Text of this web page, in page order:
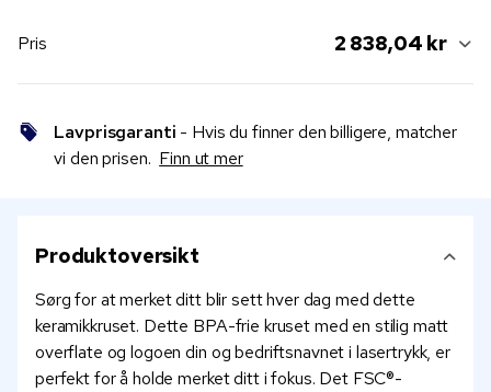
Pris 2 838,04 kr
Lavprisgaranti - Hvis du finner den billigere, matcher
vi den prisen. Finn ut mer
Produktoversikt
Sørg for at merket ditt blir sett hver dag med dette
keramikkruset. Dette BPA-frie kruset med en stilig matt
overflate og logoen din og bedriftsnavnet i lasertrykk, er
perfekt for å holde merket ditt i fokus. Det FSC®-